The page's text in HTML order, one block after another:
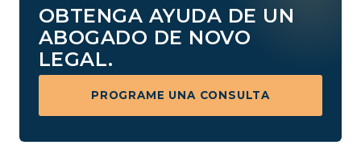
OBTENGA AYUDA DE UN
ABOGADO DE NOVO
LEGAL.
PROGRAME UNA CONSULTA